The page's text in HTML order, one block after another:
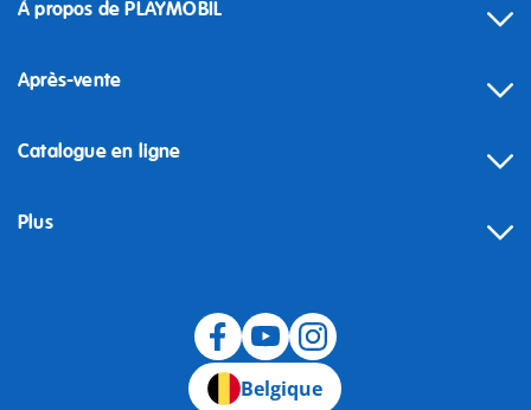
À propos de PLAYMOBIL
Après-vente
Catalogue en ligne
Plus
Belgique